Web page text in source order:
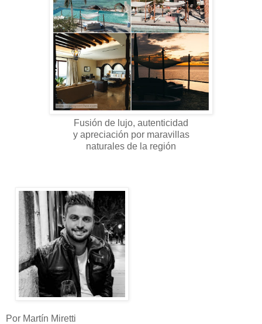
Fusión de lujo, autenticidad
y apreciación por maravillas
naturales de la región
Por Martín Miretti